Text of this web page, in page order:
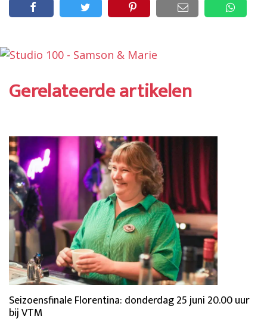
Gerelateerde artikelen
Seizoensfinale Florentina: donderdag 25 juni 20.00 uur
bij VTM